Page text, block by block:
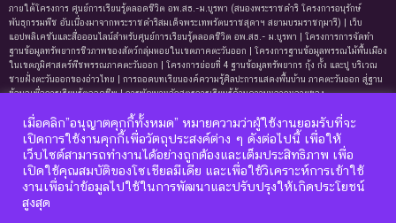
ภายใต้โครงการ ศูนย์การเรียนรู้ตลอดชีวิต อพ.สธ.-ม.บูรพา (สนองพระราชดำริ โครงการอนุรักษ์
พันธุกรรมพืช อันเนื่องมาจากพระราชดำริสมเด็จพระเทพรัตนราชสุดาฯ สยามบรมราชกุมารี) | เว็บ
แอปพลิเคชันและสื่อออนไลน์สำหรับศูนย์การเรียนรู้ตลอดชีวิต อพ.สธ.- ม.บูรพา | โครงการการจัดทํา
ฐานข้อมูลทรัพยากรชีวภาพของสัตว์กลุ่มหอยในเขตภาคตะวันออก | โครงการฐานข้อมูลพรรณไม้พื้นเมือง
ในเขตภูมิศาสตร์พืชพรรณภาคตะวันออก | โครงการย่อยที่ 4 ฐานข้อมูลทรัพยากร กุ้ง กั้ง และปู บริเวณ
ชายฝั่งตะวันออกของอ่าวไทย | การถอดบทเรียนองค์ความรู้ศิลปะการแสดงพื้นบ้าน ภาคตะวันออก สู่ฐาน
ข้อมูลเพื่อการเรียนรู้ตลอดชีพ | การพัฒนาหลักสูตรการเรียนรู้ด้านความหลากหลายของ
ประเทศไทย | ฐานข้อมูลเพรียงหินในเขตภาคตะวันออกของประเทศไทย | ฐานข้อมูลทรัพยากรหญ้าทะเล
บริเวณชายฝั่งตะวันออกของอ่าวไทย | ฐานข้อมูลทรัพยากรแพลงก์ตอนทะเลและสาหร่ายทะเลบริเวณ
ชายฝั่งทะเลตะวันออกของอ่าวไทย | ฐานข้อมูลแมงมุมอันดับฐาน Mygalomorphae ในเขตภาคตะวันออก
ของประเทศไทย | โครงการการถอดบทเรียนองค์ความรู้ระบบนิเวศหาดทรายและหาดหินบริเวณชายหาด
บางแสนและแหลมแท่น จังหวัดชลบุรี เพื่อการจัดทำฐานข้อมูลและการพัฒนาหลักสูตรการเรียนรู้ด้าน
นิเวศวิทยา
เมื่อคลิก”อนุญาตคุกกี้ทั้งหมด” หมายความว่าผู้ใช้งานยอมรับที่จะ
เปิดการใช้งานคุกกี้เพื่อวัตถุประสงค์ต่าง ๆ ดังต่อไปนี้ เพื่อให้
เว็บไซต์สามารถทำงานได้อย่างถูกต้องและเต็มประสิทธิภาพ เพื่อ
เปิดใช้คุณสมบัติของโซเชียลมีเดีย และเพื่อใช้วิเคราะห์การเข้าใช้
งานเพื่อนำข้อมูลไปใช้ในการพัฒนาและปรับปรุงให้เกิดประโยชน์
สูงสุด